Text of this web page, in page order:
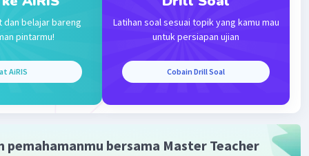
·0.0(0) Balas
Community Level 73
11:54
terverifikasi
dijajah oleh negara:
dan belajar bareng
pintarmu!
AiRIS
Latihan soal sesuai topik yang kamu mau
untuk persiapan ujian
Cobain Drill Soal
pemahamanmu bersama Master Teacher